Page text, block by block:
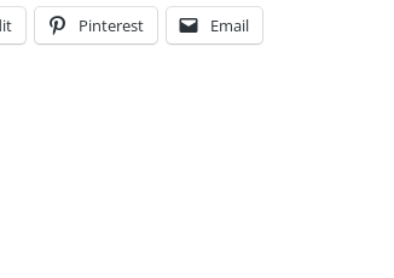
Pinterest Email